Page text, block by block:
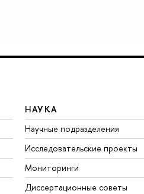
НАУКА
Научные подразделения
Исследовательские проекты
Мониторинги
Диссертационные советы